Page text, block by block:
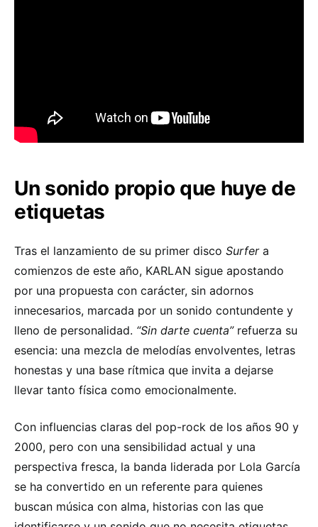
Un sonido propio que huye de
etiquetas
Tras el lanzamiento de su primer disco Surfera
comienzos de este año, KARLAN sigue apostando
por una propuesta con carácter, sin adornos
innecesarios, marcada por un sonido contundente y
lleno de personalidad. “Sin darte cuenta”refuerza su
esencia: una mezcla de melodías envolventes, letras
honestas y una base rítmica que invita a dejarse
llevar tanto física como emocionalmente.
Con influencias claras del pop-rock de los años 90 y
2000, pero con una sensibilidad actual y una
perspectiva fresca, la banda liderada por Lola García
se ha convertido en un referente para quienes
buscan música con alma, historias con las que